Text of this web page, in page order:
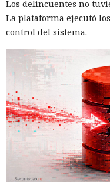
Los delincuentes no
La plataforma ejecutó
control del sistema.